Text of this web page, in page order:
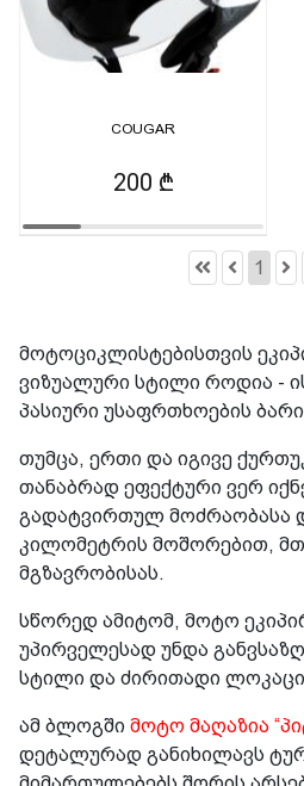
COUGAR
200 ₾
1
მოტოციკლისტებისთვის
ვიზუალური სტილი როდია -
პასიური უსაფრთხოების
თუმცა, ერთი და იგივე
თანაბრად ეფექტური ვერ
გადატვირთულ მოძრაობასა
კილომეტრის მოშორებით,
მგზავრობისას.
სწორედ ამიტომ, მოტო
უპირველესად უნდა
სტილი და ძირითადი
ამ ბლოგში მოტო მაღაზია
დეტალურად განიხილავს